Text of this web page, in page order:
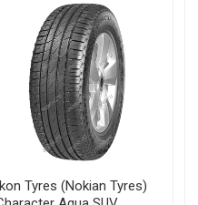
Tyres (Nokian Tyres)